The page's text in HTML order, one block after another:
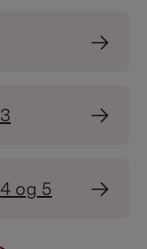
og 5